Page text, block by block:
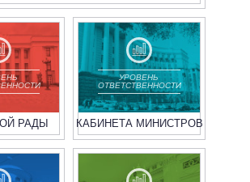
РАДЫ
УРОВЕНЬ
ОТВЕТСТВЕННОСТИ
КАБИНЕТА МИНИСТРОВ